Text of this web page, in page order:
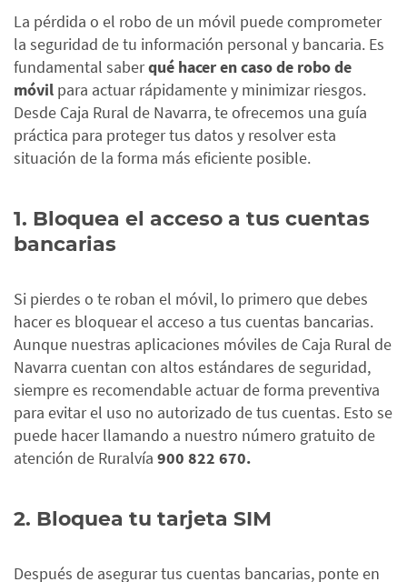
La pérdida o el robo de un móvil puede comprometer
la seguridad de tu información personal y bancaria. Es
fundamental saberqué hacer en caso de robo de
móvil para actuar rápidamente y minimizar riesgos.
Desde Caja Rural de Navarra, te ofrecemos una guía
práctica para proteger tus datos y resolver esta
situación de la forma más eficiente posible.
1. Bloquea el acceso a tus cuentas
bancarias
Si pierdes o te roban el móvil, lo primero que debes
hacer es bloquear el acceso a tus cuentas bancarias.
Aunque nuestras aplicaciones móviles de Caja Rural de
Navarra cuentan con altos estándares de seguridad,
siempre es recomendable actuar de forma preventiva
para evitar el uso no autorizado de tus cuentas. Esto se
puede hacer llamando a nuestro número gratuito de
atención de Ruralvía 900 822 670.
2. Bloquea tu tarjeta SIM
Después de asegurar tus cuentas bancarias, ponte en